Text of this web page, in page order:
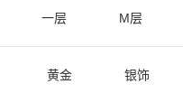
一层 M层
黄金
银饰